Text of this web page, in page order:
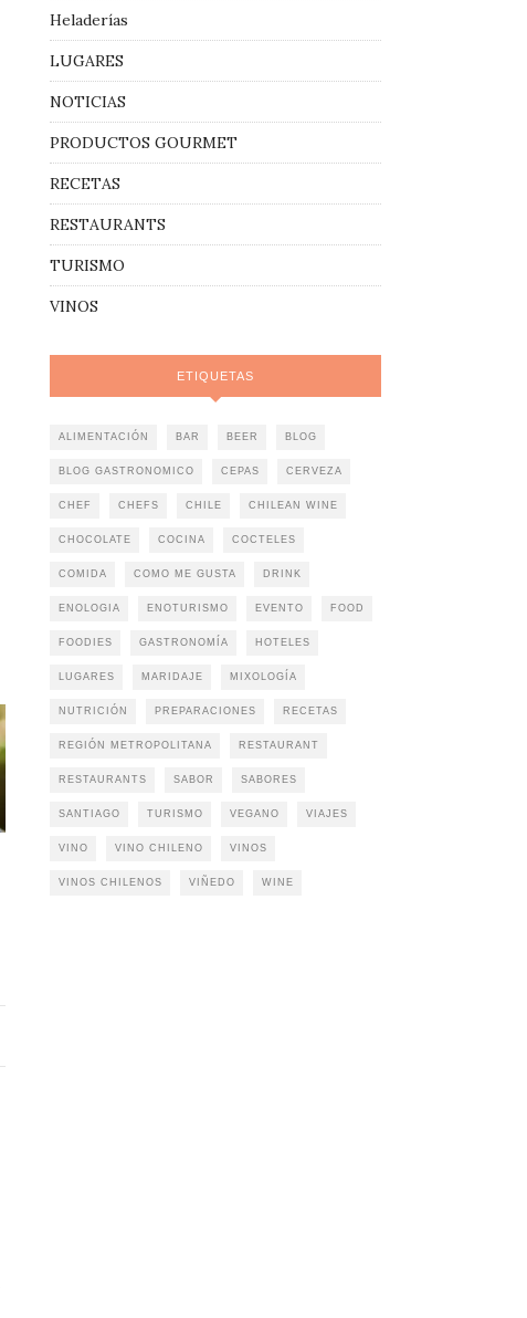
Heladerías
LUGARES
NOTICIAS
PRODUCTOS GOURMET
RECETAS
RESTAURANTS
TURISMO
VINOS
ETIQUETAS
ALIMENTACIÓN BAR BEER BLOG
BLOG GASTRONOMICO CEPAS CERVEZA
CHEF CHEFS CHILE CHILEAN WINE
CHOCOLATE COCINA COCTELES
COMIDA COMO ME GUSTA DRINK
ENOLOGIA ENOTURISMO EVENTO FOOD
FOODIES GASTRONOMÍA HOTELES
LUGARES MARIDAJE MIXOLOGÍA
NUTRICIÓN PREPARACIONES RECETAS
REGIÓN METROPOLITANA RESTAURANT
RESTAURANTS SABOR SABORES
SANTIAGO TURISMO VEGANO VIAJES
VINO VINO CHILENO VINOS
VINOS CHILENOS VIÑEDO WINE